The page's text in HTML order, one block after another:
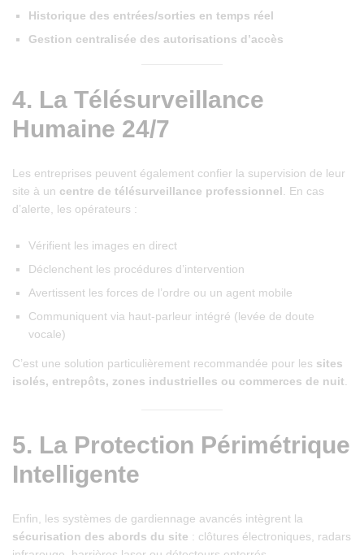
Historique des entrées/sorties en temps réel
Gestion centralisée des autorisations d’accès
4. La Télésurveillance
Humaine 24/7
Les entreprises peuvent également confier la supervision de leur
site à un centre de télésurveillance professionnel . En cas
d’alerte, les opérateurs :
Vérifient les images en direct
Déclenchent les procédures d’intervention
Avertissent les forces de l’ordre ou un agent mobile
Communiquent via haut-parleur intégré (levée de doute
vocale)
C’est une solution particulièrement recommandée pour les sites
isolés, entrepôts, zones industrielles ou commerces de nuit.
5. La Protection Périmétrique
Intelligente
Enfin, les systèmes de gardiennage avancés intègrent la
sécurisation des abords du site : clôtures électroniques, radars